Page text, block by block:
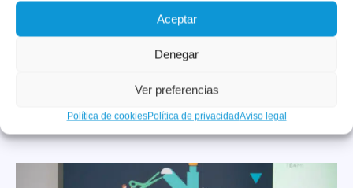
Aceptar
Denegar
Ver preferencias
Política de cookiesPolítica de privacidadAviso legal